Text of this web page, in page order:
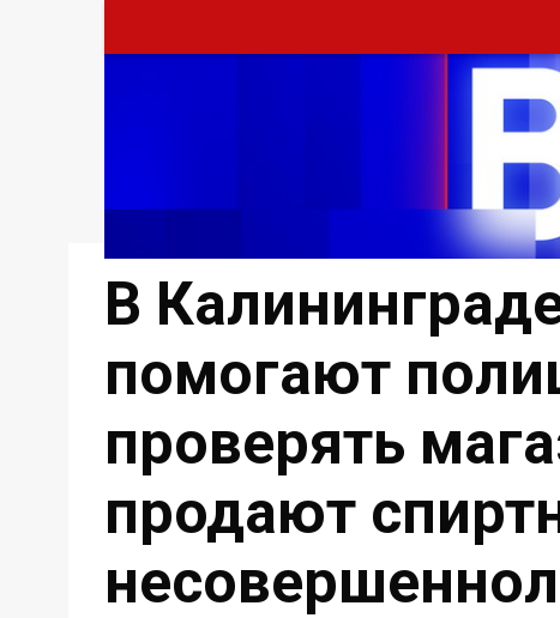
В
помогают
проверять
продают